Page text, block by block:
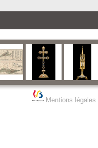
Mentions légales